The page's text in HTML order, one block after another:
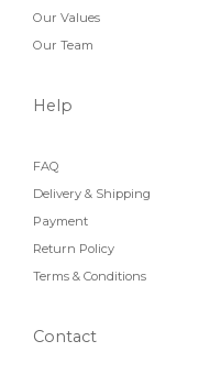
Our Values
Our Team
Help
FAQ
Delivery & Shipping
Payment
Return Policy
Terms & Conditions
Contact